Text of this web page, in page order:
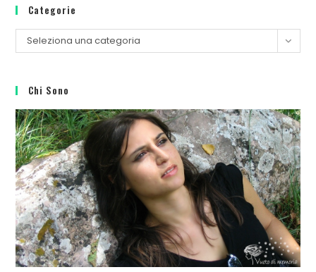
Categorie
Seleziona una categoria
Chi Sono